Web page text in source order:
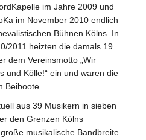
im Jahre 2009 und
im November 2010 endlich
Bühnen Kölns. In
2011 heizten die damals 19
dem Vereinsmotto „Wir
und Kölle!“ ein und waren die
Beiboote.
aus 39 Musikern in sieben
den Grenzen Kölns
musikalische Bandbreite